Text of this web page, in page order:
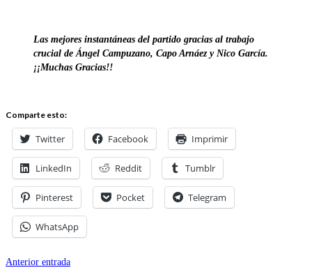
Las mejores instantáneas del partido gracias al trabajo
crucial de Ángel Campuzano, Capo Arnáez y Nico García.
¡¡Muchas Gracias!!
Comparte esto:
Twitter Facebook Imprimir
LinkedIn Reddit Tumblr
Pinterest Pocket Telegram
WhatsApp
Anterior entrada